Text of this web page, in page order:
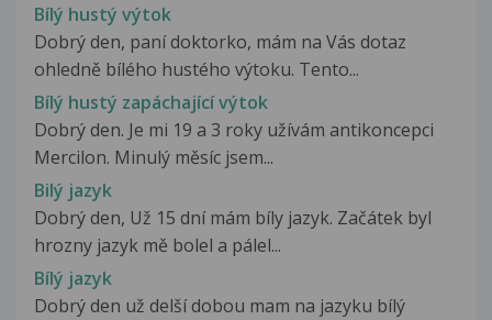
Bílý hustý výtok
Dobrý den, paní doktorko, mám na Vás dotaz
ohledně bílého hustého výtoku. Tento...
Bílý hustý zapáchající výtok
Dobrý den. Je mi 19 a 3 roky užívám antikoncepci
Mercilon. Minulý měsíc jsem...
Bilý jazyk
Dobrý den, Už 15 dní mám bíly jazyk. Začátek byl
hrozny jazyk mě bolel a pálel...
Bílý jazyk
Dobrý den už delší dobou mam na jazyku bílý